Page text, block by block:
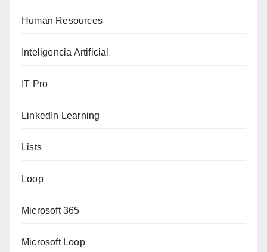
Human Resources
Inteligencia Artificial
IT Pro
LinkedIn Learning
Lists
Loop
Microsoft 365
Microsoft Loop